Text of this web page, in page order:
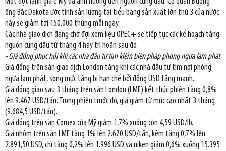
ống Bắc Dakota ước tính sản lượng tại tiểu bang sản xuất lớn thứ 3 của nước
này sẽ giảm tới 150.000 thùng mỗi ngày.
Các nhà giao dịch đang chờ đợi xem liệu OPEC+ sẽ tiếp tục các kế hoạch tăng
nguồn cung dầu từ tháng 4 hay trì hoãn sau đó.
• Giá đồng phục hồi khi các nhà đầu tư tìm kiếm biện pháp phòng ngừa lạm phát
Giá đồng trên sàn giao dịch London tăng khi các nhà đầu tư tìm nơi phòng
ngừa lạm phát, song mức tăng bị hạn chế bởi đồng USD tăng mạnh.
Giá đồng giao sau 3 tháng trên sàn London (LME) kết thúc phiên tăng 0,8%
lên 9.467 USD/tấn. Trong phiên trước đó, giá giảm từ mức cao nhất 3 tháng
(9.684,5 USD/tấn).
Giá đồng trên sàn Comex của Mỹ giảm 1,7% xuống còn 4,59 USD/lb.
Giá nhôm trên sàn LME tăng 1% lên 2.670 USD/tấn, kẽm tăng 0,7% lên
2.891,50 USD, chì tăng 0,2% lên 1.996 USD và niken giảm 0,6% xuống 15.395